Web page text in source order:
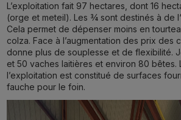
L’exploitation fait 97 hectares, dont 16
(orge et meteil). Les 3⁄4 sont destinés à de
Cela permet de dépenser moins en
colza. Face à l’augmentation des prix des
donne plus de souplesse et de flexibilité.
et 50 vaches laitières et environ 80 bêtes.
l’exploitation est constitué de surfaces
fauche pour le foin.